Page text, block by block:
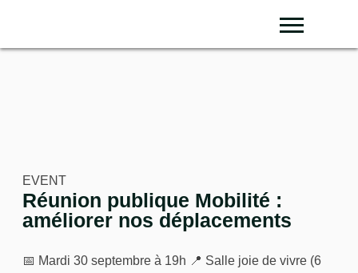
EVENT
Réunion publique Mobilité :
améliorer nos déplacements
📅 Mardi 30 septembre à 19h 📍 Salle joie de vivre (6 rue